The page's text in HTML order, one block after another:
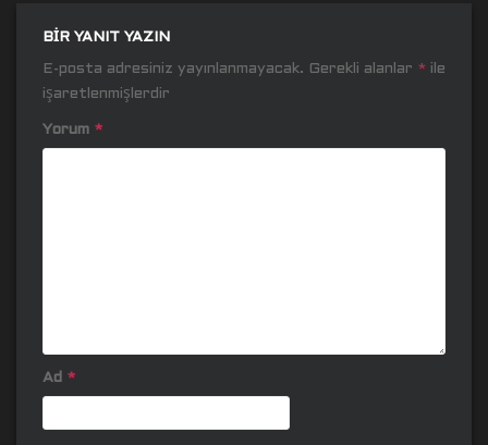
BIR YANIT YAZIN
E-posta adresiniz yayınlanmayacak. Gerekli alanlar * ile
işaretlenmişlerdir
Yorum *
Ad *